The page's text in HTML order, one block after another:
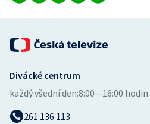
Divácké centrum
každý všední den:8:00—16:00 hodin
261 136 113